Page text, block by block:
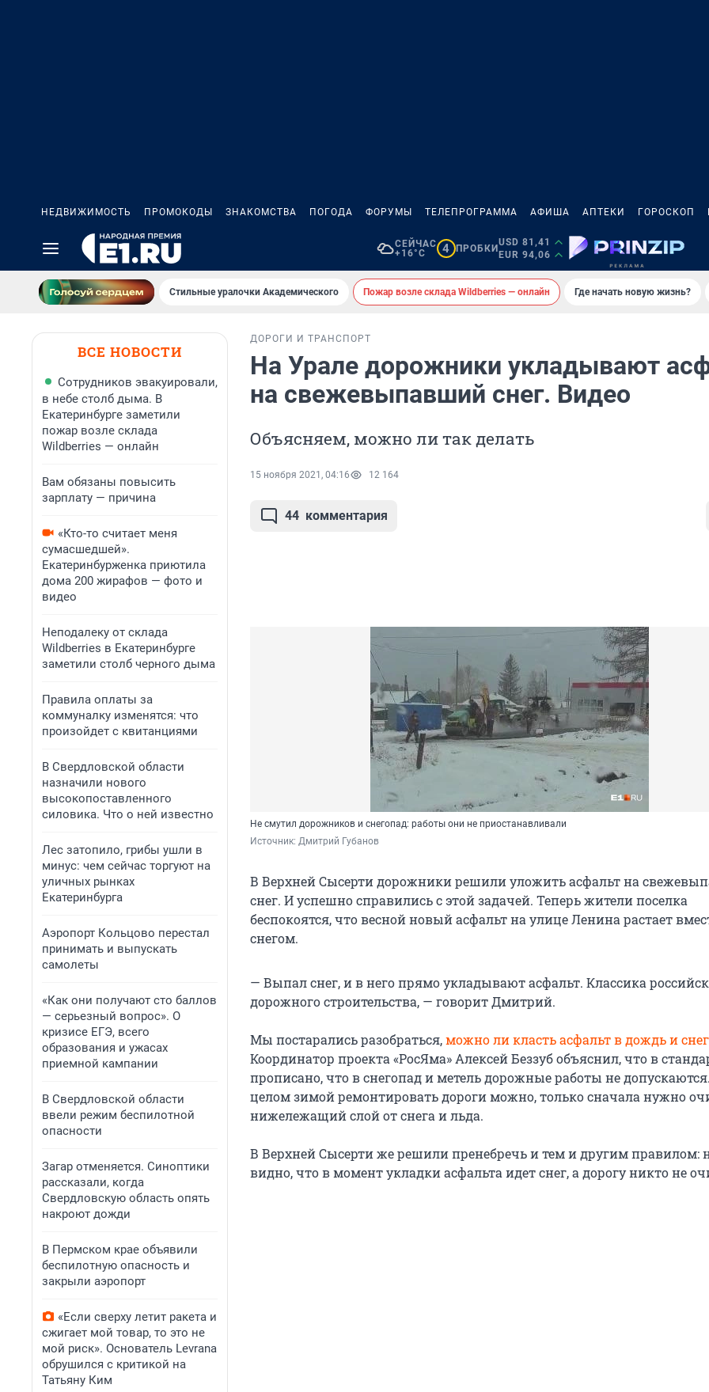
НЕДВИЖИМОСТЬ ПРОМОКОДЫ ЗНАКОМСТВА ПОГОДА ФОРУМЫ ТЕЛЕПРОГРАММА АФИША АПТЕКИ ГОРОСКОП
СЕЙЧАС
+16°C
4 ПРОБКИ
USD 81,41
EUR 94,06
Стильные уралочки Академического Пожар возле склада Wildberries — онлайн Где начать новую жизнь?
ВСЕ НОВОСТИ
Сотрудников эвакуировали,
в небе столб дыма. В
Екатеринбурге заметили
пожар возле склада
Wildberries — онлайн
Вам обязаны повысить
зарплату — причина
«Кто-то считает меня
сумасшедшей».
Екатеринбурженка приютила
дома 200 жирафов — фото и
видео
Неподалеку от склада
Wildberries в Екатеринбурге
заметили столб черного дыма
Правила оплаты за
коммуналку изменятся: что
произойдет с квитанциями
В Свердловской области
назначили нового
высокопоставленного
силовика. Что о ней известно
Лес затопило, грибы ушли в
минус: чем сейчас торгуют на
уличных рынках
Екатеринбурга
Аэропорт Кольцово перестал
принимать и выпускать
самолеты
«Как они получают сто баллов
— серьезный вопрос». О
кризисе ЕГЭ, всего
образования и ужасах
приемной кампании
В Свердловской области
ввели режим беспилотной
опасности
Загар отменяется. Синоптики
рассказали, когда
Свердловскую область опять
накроют дожди
В Пермском крае объявили
беспилотную опасность и
закрыли аэропорт
«Если сверху летит ракета и
сжигает мой товар, то это не
мой риск». Основатель Levrana
обрушился с критикой на
Татьяну Ким
ДОРОГИ И ТРАНСПОРТ
На Урале дорожники укладывают
на свежевыпавший снег. Видео
Объясняем, можно ли так делать
15 ноября 2021, 04:16 12 164
44 комментария
Не смутил дорожников и снегопад: работы они не приостанавливали
Источник: Дмитрий Губанов
В Верхней Сысерти дорожники решили уложить асфальт на
снег. И успешно справились с этой задачей. Теперь жители поселка
беспокоятся, что весной новый асфальт на улице Ленина растает
снегом.
— Выпал снег, и в него прямо укладывают асфальт. Классика
дорожного строительства, — говорит Дмитрий.
Мы постарались разобраться,можно ли класть асфальт в дождь и снег
Координатор проекта «РосЯма» Алексей Беззуб объяснил, что в
прописано, что в снегопад и метель дорожные работы не
целом зимой ремонтировать дороги можно, только сначала нужно
нижележащий слой от снега и льда.
В Верхней Сысерти же решили пренебречь и тем и другим правилом:
видно, что в момент укладки асфальта идет снег, а дорогу никто не